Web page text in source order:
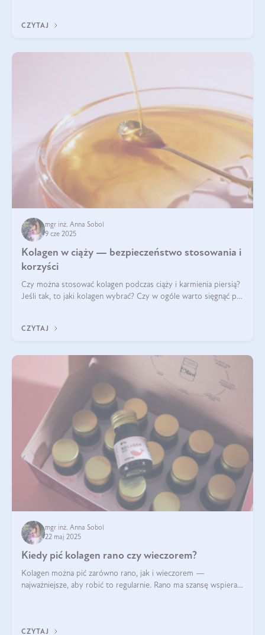
CZYTAJ
mgr inż. Anna Sobol
9 cze 2025
Kolagen w ciąży — bezpieczeństwo stosowania i
korzyści
Czy można stosować kolagen podczas ciąży i karmienia piersią?
Jeśli tak, to jaki kolagen wybrać? Czy w ogóle warto sięgnąć po
CZYTAJ
mgr inż. Anna Sobol
22 maj 2025
Kiedy pić kolagen rano czy wieczorem?
Kolagen można pić zarówno rano, jak i wieczorem —
najważniejsze, aby robić to regularnie. Rano ma szansę wspierać
CZYTAJ